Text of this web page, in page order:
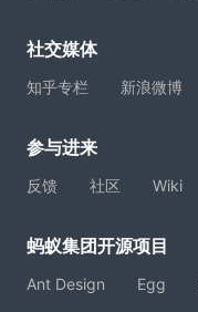
社交媒体
知乎专栏 新浪微博
参与进来
反馈 社区 Wiki
蚂蚁集团开源项目
Ant Design Egg